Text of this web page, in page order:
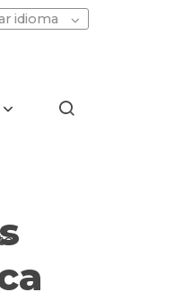
idioma